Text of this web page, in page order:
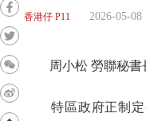
香港仔 P11 2026-05-08
周小松 勞聯秘書
特區政府正制定